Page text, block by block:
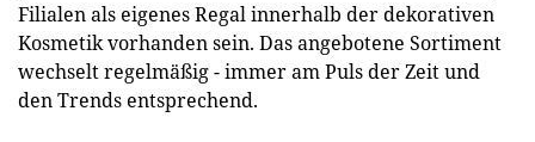
Filialen als eigenes Regal innerhalb der dekorativen
Kosmetik vorhanden sein. Das angebotene Sortiment
wechselt regelmäßig - immer am Puls der Zeit und
den Trends entsprechend.